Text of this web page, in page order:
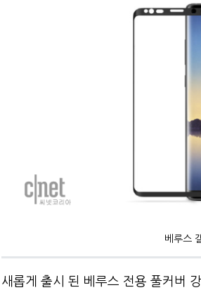
베루스
새롭게 출시 된 베루스 전용 풀커버